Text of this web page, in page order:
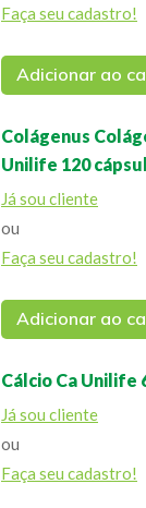
Faça seu cadastro!
Adicionar ao
Colágenus
Unilife 120
Já sou cliente
ou
Faça seu cadastro!
Adicionar ao
Cálcio Ca Unilife
Já sou cliente
ou
Faça seu cadastro!